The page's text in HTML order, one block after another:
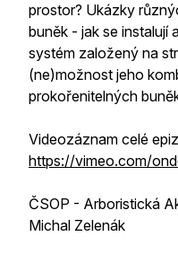
prostor? Ukázky
buněk - jak se instalují
systém založený na
(ne)možnost jeho
prokořenitelných
Videozáznam celé
https://vimeo.com/
ČSOP - Arboristická
Michal Zelenák